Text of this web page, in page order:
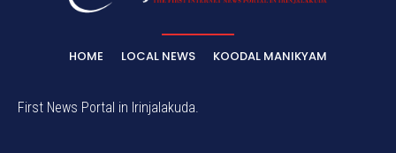
HOME LOCAL NEWS KOODAL MANIKYAM
First News Portal in Irinjalakuda.